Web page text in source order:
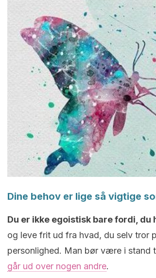
Dine behov er lige så vigtige
Du er ikke egoistisk bare fordi,
og leve frit ud fra hvad, du selv tror
personlighed. Man bør være i stand
går ud over nogen andre.